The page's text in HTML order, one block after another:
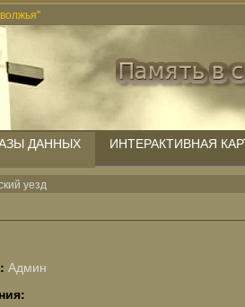
ДАННЫХ ИНТЕРАКТИВНАЯ
уезд
Админ